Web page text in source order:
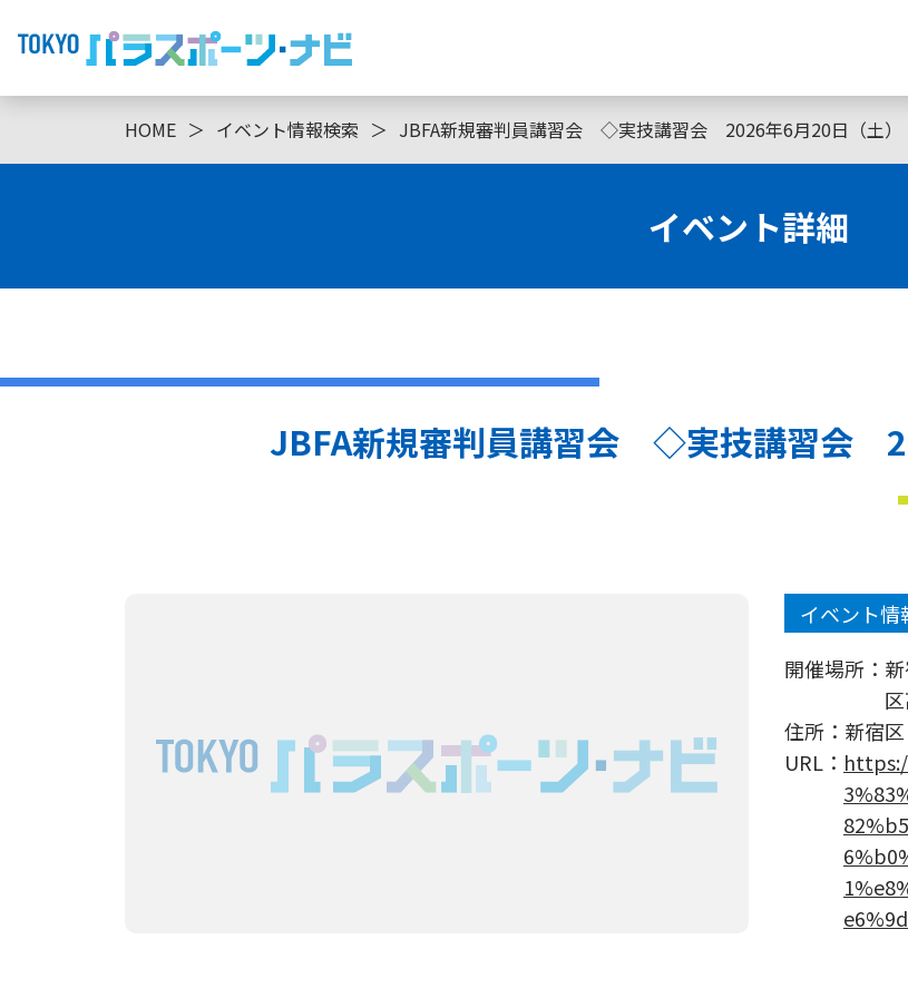
HOME ＞ イベント情報検索 ＞ JBFA新規審判員講習会 ◇実技講習会 2026年6月20日（土）
イベント詳細
JBFA新規審判員講習会 ◇実技講習会
イベント情
開催場所：
住所： 新宿区
URL：